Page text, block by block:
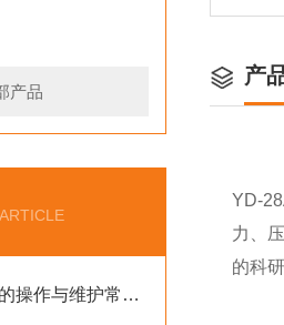
产品
全不锈钢耐震压力表的操作与维护常识科普
产
YD-
力、
的科